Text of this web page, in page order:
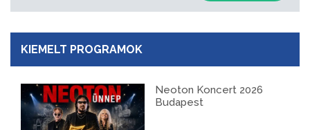
KIEMELT PROGRAMOK
Neoton Koncert 2026
Budapest